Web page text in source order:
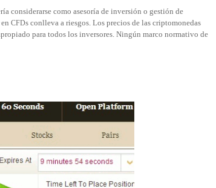
considerarse como asesoría de inversión o gestión de
CFDs conlleva a riesgos. Los precios de las criptomonedas
para todos los inversores. Ningún marco normativo de